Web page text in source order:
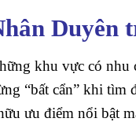
Duyên
khu vực có nhu
“bất cẩn” khi
ưu điểm nổi bật